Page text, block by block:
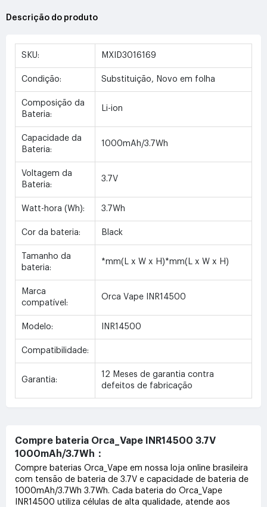
Descrição do produto
SKU: MXID3016169
Condição: Substituição, Novo em folha
Composição da
Bateria:
Li-ion
Capacidade da
Bateria:
1000mAh/3.7Wh
Voltagem da
Bateria:
3.7V
Watt-hora (Wh): 3.7Wh
Cor da bateria: Black
Tamanho da
bateria:
*mm(L x W x H)*mm(L x W x H)
Marca
compatível:
Orca Vape INR14500
Modelo: INR14500
Compatibilidade:
Garantia:
12 Meses de garantia contra
defeitos de fabricação
Compre bateria Orca_Vape INR14500 3.7V
1000mAh/3.7Wh：
Compre baterias Orca_Vape em nossa loja online brasileira
com tensão de bateria de 3.7V e capacidade de bateria de
1000mAh/3.7Wh 3.7Wh. Cada bateria do Orca_Vape
INR14500 utiliza células de alta qualidade, atende aos